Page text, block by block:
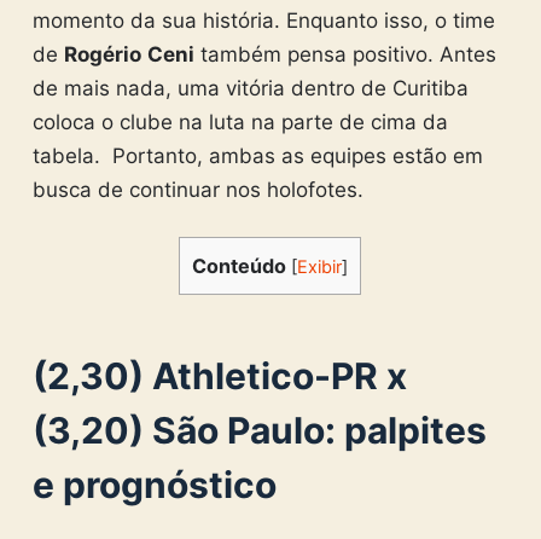
momento da sua história. Enquanto isso, o time
de Rogério Ceni também pensa positivo. Antes
de mais nada, uma vitória dentro de Curitiba
coloca o clube na luta na parte de cima da
tabela. Portanto, ambas as equipes estão em
busca de continuar nos holofotes.
Conteúdo [Exibir]
(2,30) Athletico-PR x
(3,20) São Paulo: palpites
e prognóstico